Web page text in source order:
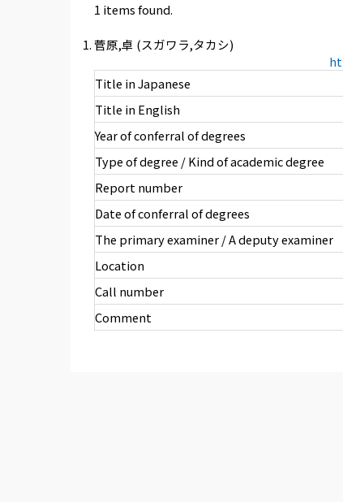
1 items found.
菅原,卓 (スガワラ,タカシ)
Title in Japanese
Title in English
Year of conferral of degrees
Type of degree / Kind of academic degree
Report number
Date of conferral of degrees
The primary examiner / A deputy examiner
Location
Call number
Comment